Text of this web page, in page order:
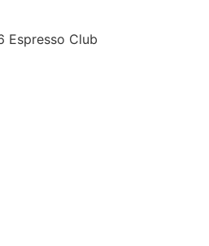
© 2026 Espresso Club